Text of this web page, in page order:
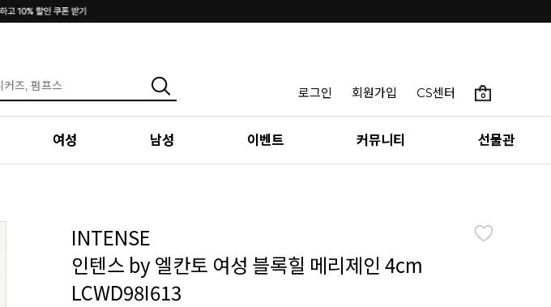
로그인 회원가입 CS센터 0
여성 남성 이벤트 커뮤니티 선물관
INTENSE
인텐스 by 엘칸토 여성 블록힐 메리제인 4cm
LCWD98I613